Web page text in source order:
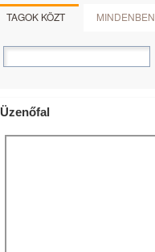
TAGOK KÖZT MINDENBEN
Üzenőfal